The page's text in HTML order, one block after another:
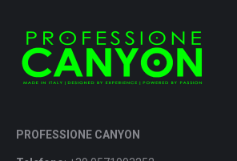
PROFESSIONE CANYON